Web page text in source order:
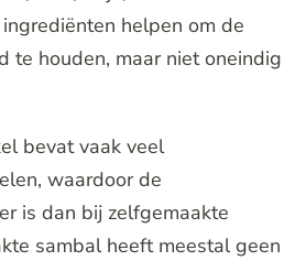
helpen om de
te houden, maar niet oneindig
bevat vaak veel
waardoor de
is dan bij zelfgemaakte
sambal heeft meestal geen